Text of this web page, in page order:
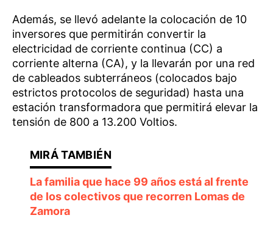
Además, se llevó adelante la colocación de 10
inversores que permitirán convertir la
electricidad de corriente continua (CC) a
corriente alterna (CA), y la llevarán por una red
de cableados subterráneos (colocados bajo
estrictos protocolos de seguridad) hasta una
estación transformadora que permitirá elevar la
tensión de 800 a 13.200 Voltios.
La familia que hace 99 años está al frente
de los colectivos que recorren Lomas de
Zamora